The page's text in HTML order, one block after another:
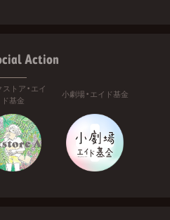
Action
トア・エイ
ド基金
小劇場・エイド基金